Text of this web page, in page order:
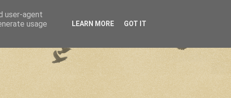
user-agent
usage
LEARN MORE GOT IT